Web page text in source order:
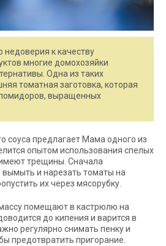
недоверия к качеству
многие домохозяйки
Одна из таких
томатная заготовка, которая
выращенных
соуса предлагает Мама одного из
опытом использования спелых
трещины. Сначала
и нарезать томаты на
их через мясорубку.
помещают в кастрюлю на
до кипения и варится в
регулярно снимать пенку и
предотвратить пригорание.